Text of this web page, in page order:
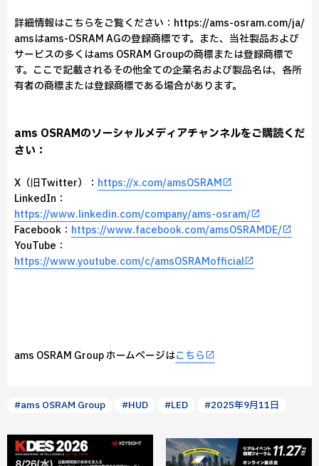
詳細情報はこちらをご覧ください：https://ams-osram.com/ja/
amsはams-OSRAM AGの登録商標です。また、当社製品および
サービスの多くはams OSRAM Groupの商標または登録商標で
す。ここで記載されるその他全ての企業名および製品名は、各所
有者の商標または登録商標である場合があります。
ams OSRAMのソーシャルメディアチャンネルをご購読くだ
さい：
X（旧Twitter）： https://x.com/amsOSRAM
LinkedIn：
https://www.linkedin.com/company/ams-osram/
Facebook： https://www.facebook.com/amsOSRAMDE/
YouTube：
https://www.youtube.com/c/amsOSRAMofficial
ams OSRAM Group ホームページはこちら
#ams OSRAM Group #HUD #LED #2025年9月11日